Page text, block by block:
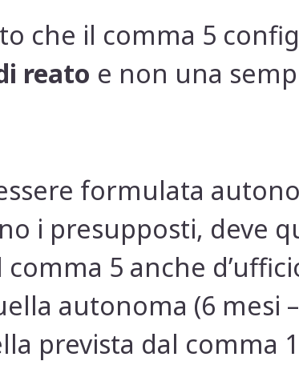
che il comma 5
reato e non una
formulata
i presupposti, deve
5 anche
autonoma (6 mesi
prevista dal comma